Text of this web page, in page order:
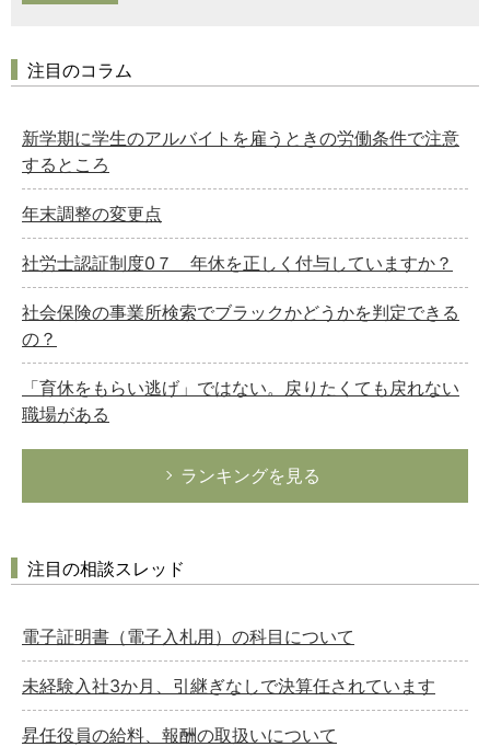
注目のコラム
新学期に学生のアルバイトを雇うときの労働条件で注意
するところ
年末調整の変更点
社労士認証制度0７ 年休を正しく付与していますか？
社会保険の事業所検索でブラックかどうかを判定できる
の？
「育休をもらい逃げ」ではない。戻りたくても戻れない
職場がある
ランキングを見る
注目の相談スレッド
電子証明書（電子入札用）の科目について
未経験入社3か月、引継ぎなしで決算任されています
昇任役員の給料、報酬の取扱いについて